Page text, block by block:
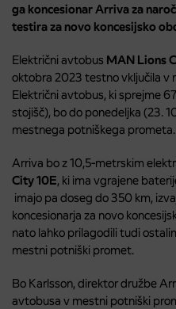
ga koncesionar Arriva za
testira za novo koncesijsko
Električni avtobus MAN Lions
oktobra 2023 testno vključila v
Električni avtobus, ki sprejme
stojišč), bo do ponedeljka (23.
mestnega potniškega prometa.
Arriva bo z 10,5-metrskim
City 10E, ki ima vgrajene
imajo pa doseg do 350 km,
koncesionarja za novo
nato lahko prilagodili tudi
mestni potniški promet.
Bo Karlsson, direktor družbe
avtobusa v mestni potniški